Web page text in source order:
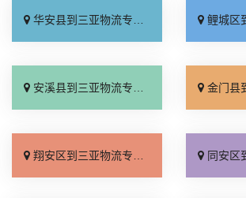
华安县到三亚物流专线_需要几天「准时准点」 鲤城区到三亚物
安溪县到三亚物流专线_费用多少「高效运输」 金门县到三亚物
翔安区到三亚物流专线_多年经验「上门取件」 同安区到三亚物